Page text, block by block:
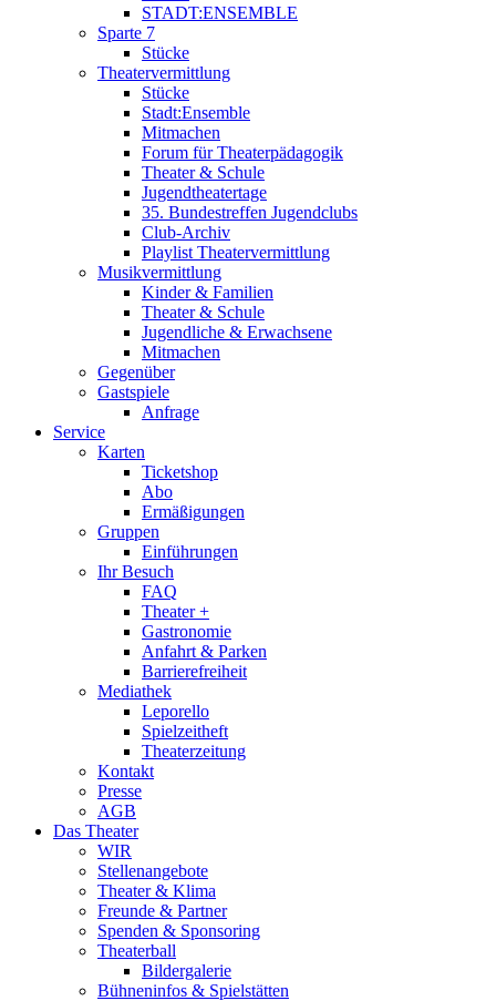
STADT:ENSEMBLE
Sparte 7
Stücke
Theatervermittlung
Stücke
Stadt:Ensemble
Mitmachen
Forum für Theaterpädagogik
Theater & Schule
Jugendtheatertage
35. Bundestreffen Jugendclubs
Club-Archiv
Playlist Theatervermittlung
Musikvermittlung
Kinder & Familien
Theater & Schule
Jugendliche & Erwachsene
Mitmachen
Gegenüber
Gastspiele
Anfrage
Service
Karten
Ticketshop
Abo
Ermäßigungen
Gruppen
Einführungen
Ihr Besuch
FAQ
Theater +
Gastronomie
Anfahrt & Parken
Barrierefreiheit
Mediathek
Leporello
Spielzeitheft
Theaterzeitung
Kontakt
Presse
AGB
Das Theater
WIR
Stellenangebote
Theater & Klima
Freunde & Partner
Spenden & Sponsoring
Theaterball
Bildergalerie
Bühneninfos & Spielstätten